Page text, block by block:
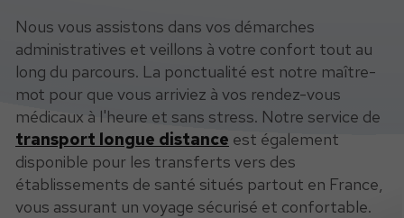
Nous vous assistons dans vos démarches
administratives et veillons à votre confort tout au
long du parcours. La ponctualité est notre maître-
mot pour que vous arriviez à vos rendez-vous
médicaux à l'heure et sans stress. Notre service de
transport longue distance est également
disponible pour les transferts vers des
établissements de santé situés partout en France,
vous assurant un voyage sécurisé et confortable.